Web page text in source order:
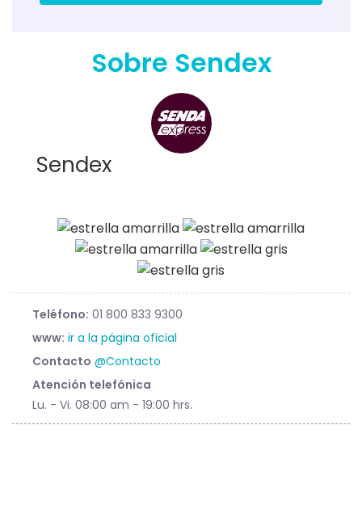
Sobre Sendex
Sendex
Teléfono: 01 800 833 9300
www: ir a la página oficial
Contacto @Contacto
Atención telefónica
Lu. - Vi. 08:00 am - 19:00 hrs.